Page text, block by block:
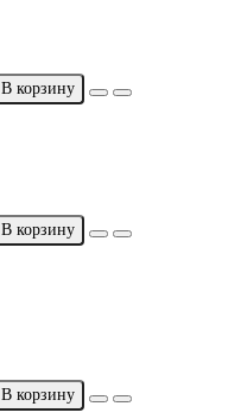
В корзину
В корзину
В корзину